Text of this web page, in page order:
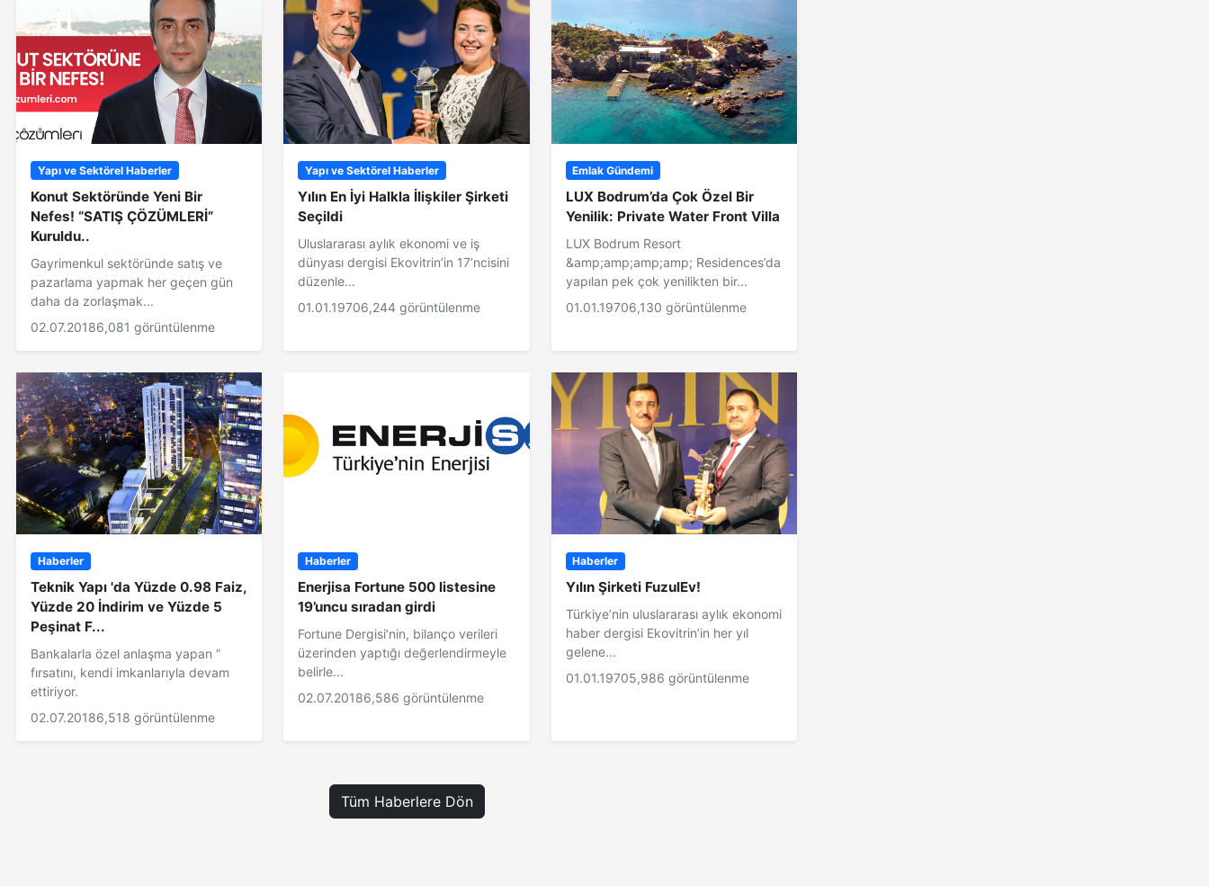
Yapı ve Sektörel Haberler
Konut Sektöründe Yeni Bir
Nefes! “SATIŞ ÇÖZÜMLERİ”
Kuruldu..
Gayrimenkul sektöründe satış ve
pazarlama yapmak her geçen gün
daha da zorlaşmak...
02.07.20186,081 görüntülenme
Yapı ve Sektörel Haberler
Yılın En İyi Halkla İlişkiler Şirketi
Seçildi
Uluslararası aylık ekonomi ve iş
dünyası dergisi Ekovitrin’in 17’ncisini
düzenle...
01.01.19706,244 görüntülenme
Emlak Gündemi
LUX Bodrum’da Çok Özel Bir
Yenilik: Private Water Front Villa
LUX Bodrum Resort
&amp;amp;amp;amp; Residences’da
yapılan pek çok yenilikten bir...
01.01.19706,130 görüntülenme
Haberler
Teknik Yapı 'da Yüzde 0.98 Faiz,
Yüzde 20 İndirim ve Yüzde 5
Peşinat F...
Bankalarla özel anlaşma yapan ”
fırsatını, kendi imkanlarıyla devam
ettiriyor.
02.07.20186,518 görüntülenme
Haberler
Enerjisa Fortune 500 listesine
19’uncu sıradan girdi
Fortune Dergisi’nin, bilanço verileri
üzerinden yaptığı değerlendirmeyle
belirle...
02.07.20186,586 görüntülenme
Haberler
Yılın Şirketi FuzulEv!
Türkiye’nin uluslararası aylık ekonomi
haber dergisi Ekovitrin’in her yıl
gelene...
01.01.19705,986 görüntülenme
Tüm Haberlere Dön